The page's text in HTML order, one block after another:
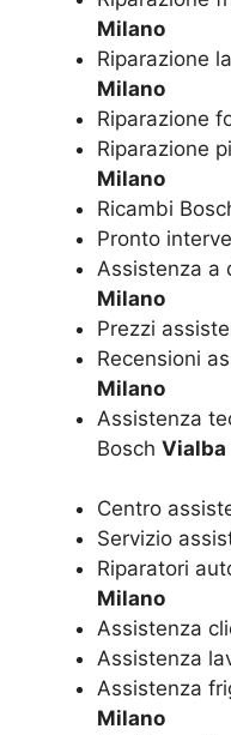
Milano
Riparazione
Milano
Riparazione
Riparazione
Milano
Ricambi
Pronto
Assistenza a
Milano
Prezzi
Recensioni
Milano
Assistenza
Bosch Vialba
Centro
Servizio
Riparatori
Milano
Assistenza
Assistenza
Assistenza
Milano